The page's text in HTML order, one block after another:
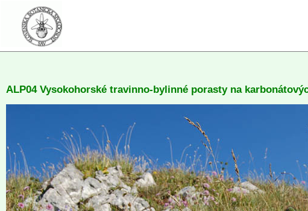
ALP04 Vysokohorské travinno-bylinné porasty na